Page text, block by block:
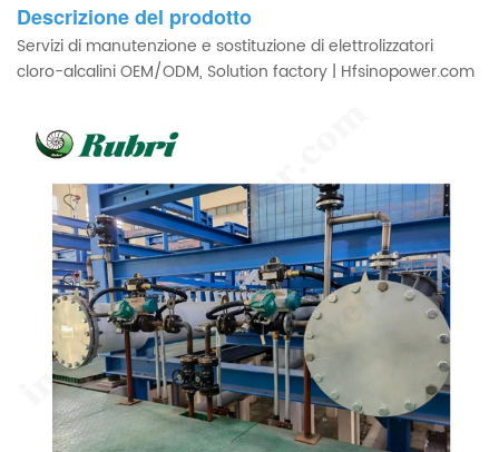
Descrizione del prodotto
Servizi di manutenzione e sostituzione di elettrolizzatori
cloro-alcalini OEM/ODM, Solution factory | Hfsinopower.com